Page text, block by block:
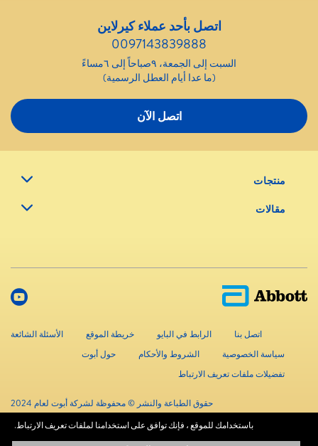
اتصل بأحد عملاء كيرلاين
0097143839888
السبت إلى الجمعة، ٩صباحاً إلى ٦مساءً
(ما عدا أيام العطل الرسمية)
اتصل الآن
منتجات
مقالات
اتصل بنا الرابط في البايو خريطة الموقع
الأسئلة الشائعة
سياسة الخصوصية
الشروط والأحكام
حول أبوت
تفضيلات ملفات تعريف الارتباط
حقوق الطباعة والنشر © محفوظة لشركة أبوت لعام 2024
باستخدامك للموقع ، فإنك توافق على استخدامنا لملفات تعريف الارتباط.